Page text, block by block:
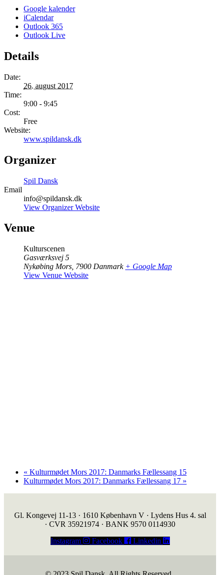
Google kalender
iCalendar
Outlook 365
Outlook Live
Details
Date:
26. august 2017
Time:
9:00 - 9:45
Cost:
Free
Website:
www.spildansk.dk
Organizer
Spil Dansk
Email
info@spildansk.dk
View Organizer Website
Venue
Kulturscenen
Gasværksvej 5
Nykøbing Mors 7900 Danmark + Google Map
View Venue Website
« Kulturmødet Mors 2017: Danmarks Fællessang 15
Kulturmødet Mors 2017: Danmarks Fællessang 17 »
Gl. Kongevej 11-13 · 1610 København V · Lydens Hus 4. sal
· CVR 35921974 · BANK 9570 0114930
Instagram
Facebook Linkedin